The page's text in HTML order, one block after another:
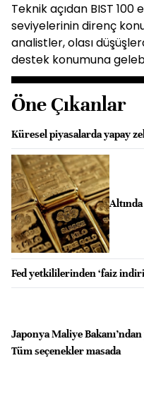
Teknik açıdan BIST
seviyelerinin direnç
analistler, olası
destek konumuna
Öne Çıkanlar
Küresel piyasalarda yapay
Altında
Fed yetkililerinden ‘faiz
Japonya Maliye Bakanı’ndan
Tüm seçenekler masada